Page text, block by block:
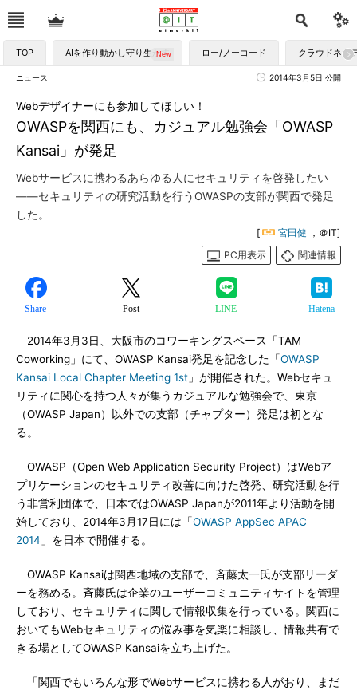
TOP AIを作り動かし守り生かす ロー/ノーコード クラウドネイ
ニュース 2014年3月5日 公開
OWASPを関西にも、カジュアル勉強会「OWASP
Kansai」が発足
Webデザイナーにも参加してほしい！
Webサービスに携わるあらゆる人にセキュリティを啓発したい
――セキュリティの研究活動を行うOWASPの支部が関西で発足
した。
[ 宮田健 ，＠IT]
PC用表示
関連情報
Share Post LINE Hatena
2014年3月3日、大阪市のコワーキングスペース「TAM
Coworking」にて、OWASP Kansai発足を記念した「OWASP
Kansai Local Chapter Meeting 1st 」が開催された。Webセキュ
リティに関心を持つ人々が集うカジュアルな勉強会で、東京
（OWASP Japan）以外での支部（チャプター）発足は初とな
る。
OWASP（Open Web Application Security Project）はWebア
プリケーションのセキュリティ改善に向けた啓発、研究活動を行
う非営利団体で、日本ではOWASP Japanが2011年より活動を開
始しており、2014年3月17日には「OWASP AppSec APAC
2014 」を日本で開催する。
OWASP Kansaiは関西地域の支部で、斉藤太一氏が支部リーダ
ーを務める。斉藤氏は企業のユーザーコミュニティサイトを管理
しており、セキュリティに関して情報収集を行っている。関西に
おいてもWebセキュリティの悩み事を気楽に相談し、情報共有で
きる場としてOWASP Kansaiを立ち上げた。
「関西でもいろんな形でWebサービスに携わる人がおり、まだ